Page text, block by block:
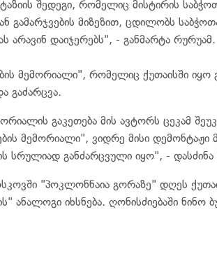
შედეგი, რომელიც მისტირის
გამარჯვების მიზეზით, ცდილობს
არავინ დაიჯერებს", - განმარტა რურუამ.
მემორიალი", რომელიც ქუთაისში
გაძარცვა.
გაკეთება მის ავტორს ცეკამ
მემორიალი", ვიდრე მისი
სრულიად განძარცვული იყო", -
"პოკლონნაია გორაზე" დღეს
ანალოგი იხსნება. ღონისძიებაში ნინო